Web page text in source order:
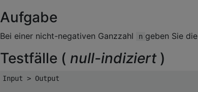
Aufgabe
Bei einer nicht-negativen Ganzzahl n geben Sie die
Testfälle ( null-indiziert)
Input > Output